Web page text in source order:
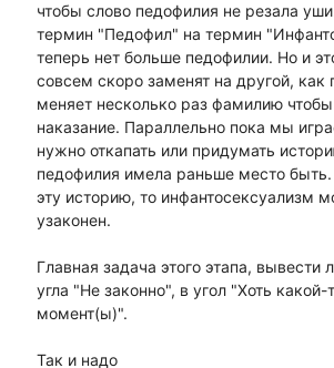
чтобы слово педофилия не резала
термин "Педофил" на термин
теперь нет больше педофилии. Но и
совсем скоро заменят на другой, как
меняет несколько раз фамилию
наказание. Параллельно пока мы
нужно откапать или придумать
педофилия имела раньше место быть.
эту историю, то инфантосексуализм
узаконен.
Главная задача этого этапа, вывести
угла "Не законно", в угол "Хоть какой-
момент(ы)".
Так и надо